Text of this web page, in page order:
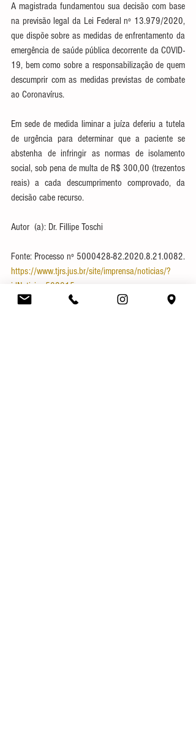
A magistrada fundamentou sua decisão com base
na previsão legal da Lei Federal nº 13.979/2020,
que dispõe sobre as medidas de enfrentamento da
emergência de saúde pública decorrente da COVID-
19, bem como sobre a responsabilização de quem
descumprir com as medidas previstas de combate
ao Coronavírus.
Em sede de medida liminar a juíza deferiu a tutela
de urgência para determinar que a paciente se
abstenha de infringir as normas de isolamento
social, sob pena de multa de R$ 300,00 (trezentos
reais) a cada descumprimento comprovado, da
decisão cabe recurso.
Autor  (a): Dr. Fillipe Toschi
Fonte: Processo nº 5000428-82.2020.8.21.0082.
https://www.tjrs.jus.br/site/imprensa/noticias/?
idNoticia=502915
Curiosidades